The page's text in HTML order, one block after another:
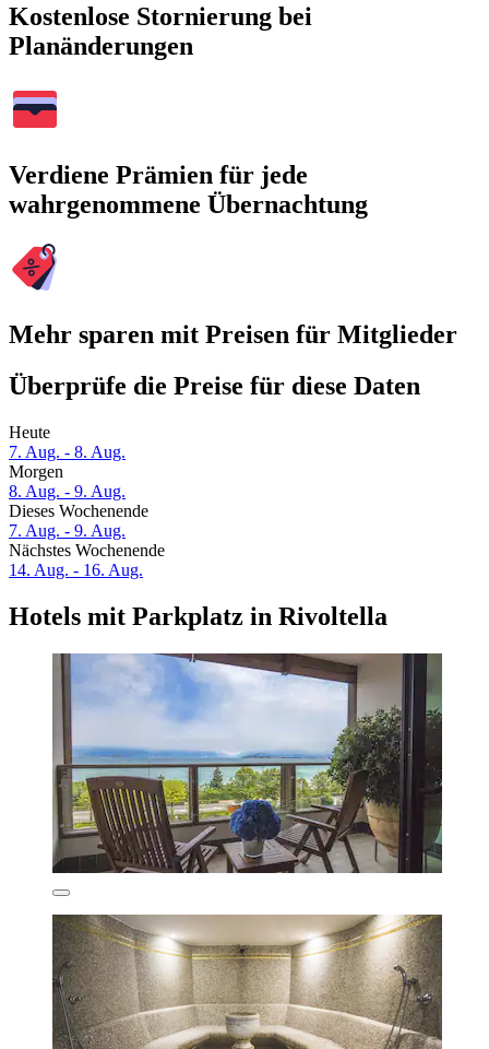
Kostenlose Stornierung bei
Planänderungen
Verdiene Prämien für jede
wahrgenommene Übernachtung
Mehr sparen mit Preisen für Mitglieder
Überprüfe die Preise für diese Daten
Heute
7. Aug. - 8. Aug.
Morgen
8. Aug. - 9. Aug.
Dieses Wochenende
7. Aug. - 9. Aug.
Nächstes Wochenende
14. Aug. - 16. Aug.
Hotels mit Parkplatz in Rivoltella